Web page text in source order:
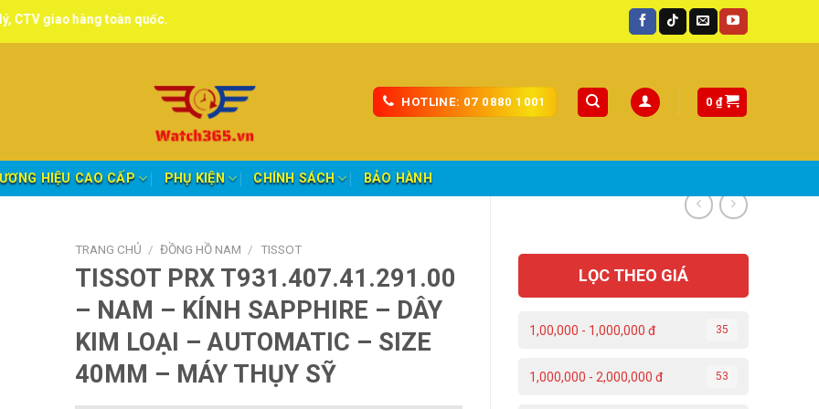
toàn quốc.
HOTLINE: 07 0880 1001 0 ₫
HIỆU CAO CẤP PHỤ KIỆN CHÍNH SÁCH BẢO HÀNH
LỌC THEO GIÁ
1,00,000 - 1,000,000 đ 35
1,000,000 - 2,000,000 đ 53
TRANG CHỦ / ĐỒNG HỒ NAM / TISSOT
TISSOT PRX T931.407.41.291.00
– NAM – KÍNH SAPPHIRE – DÂY
KIM LOẠI – AUTOMATIC – SIZE
40MM – MÁY THỤY SỸ